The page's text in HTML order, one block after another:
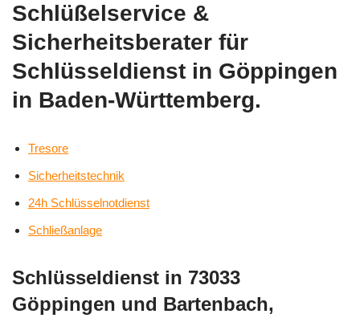
Schlüßelservice &
Sicherheitsberater für
Schlüsseldienst in Göppingen
in Baden-Württemberg.
Tresore
Sicherheitstechnik
24h Schlüsselnotdienst
Schließanlage
Schlüsseldienst in 73033
Göppingen und Bartenbach,